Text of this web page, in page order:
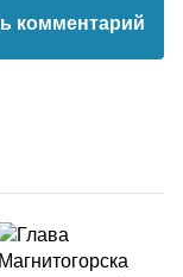
комментарий